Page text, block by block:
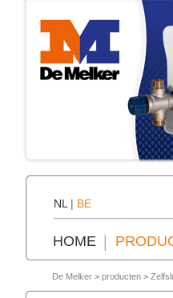
NL | BE
HOME
De Melker > producten >